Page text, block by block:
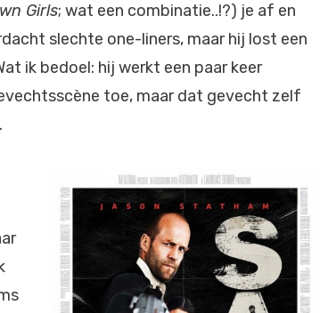
Girls; wat een combinatie..!?) je af en
slechte one-liners, maar hij lost een
ik bedoel: hij werkt een paar keer
toe, maar dat gevecht zelf